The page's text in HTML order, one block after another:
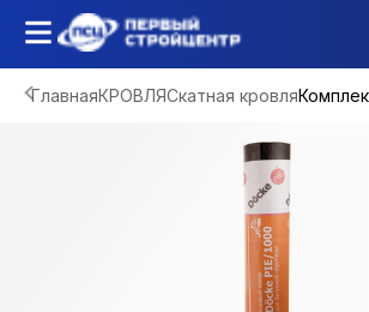
ГлавнаяКРОВЛЯСкатная кровля